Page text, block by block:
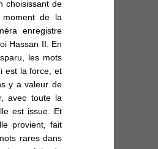
choisissant de
de la
enregistre
Hassan II. En
les mots
est la force, et
y a valeur de
avec toute la
est issue. Et
provient, fait
rares dans